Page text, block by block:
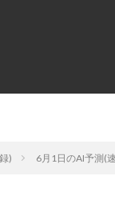
) 6月1日のAI予測(